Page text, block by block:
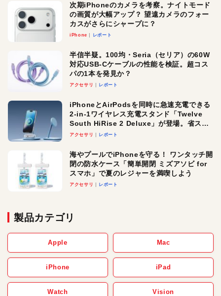
次期iPhoneのカメラを考察。ナイトモード
の画質が大幅アップ？ 望遠カメラのフォー
カスがさらにシャープに？
iPhone レポート
半信半疑。100均・Seria（セリア）の60W
対応USB-Cケーブルの性能を検証。超コス
パの1本を発見か？
アクセサリ レポート
iPhoneとAirPodsを同時に急速充電できる
2-in-1ワイヤレス充電スタンド「Twelve
South HiRise 2 Deluxe」が登場。省スペ
ースでおしゃれに充電したい人にオスス
アクセサリ レポート
海やプールでiPhoneを守る！ ワンタッチ開
閉の防水ケース「簡単開閉 ミズアソビ for
スマホ」で夏のレジャーを満喫しよう
アクセサリ レポート
製品カテゴリ
Apple Mac
iPhone iPad
Watch Vision